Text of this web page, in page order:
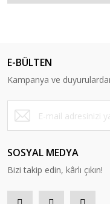
E-BÜLTEN
Kampanya ve
SOSYAL MEDYA
Bizi takip edin, kârlı çıkın!